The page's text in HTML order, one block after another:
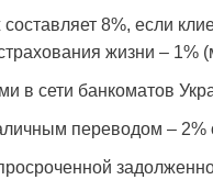
8%, если
жизни – 1%
в сети банкоматов
переводом –